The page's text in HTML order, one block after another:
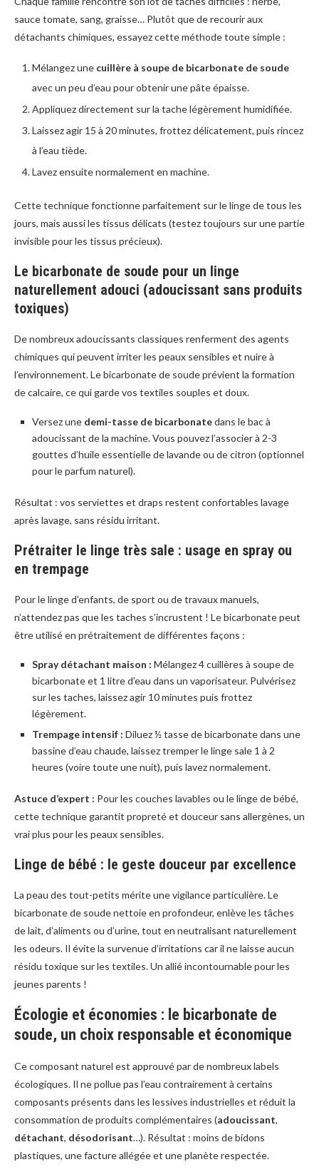
sauce tomate, sang, graisse… Plutôt que de recourir aux
détachants chimiques, essayez cette méthode toute simple :
Mélangez une cuillère à soupe de bicarbonate de soude
avec un peu d’eau pour obtenir une pâte épaisse.
Appliquez directement sur la tache légèrement humidifiée.
Laissez agir 15 à 20 minutes, frottez délicatement, puis rincez
à l’eau tiède.
Lavez ensuite normalement en machine.
Cette technique fonctionne parfaitement sur le linge de tous les
jours, mais aussi les tissus délicats (testez toujours sur une partie
invisible pour les tissus précieux).
Le bicarbonate de soude pour un linge
naturellement adouci (adoucissant sans produits
toxiques)
De nombreux adoucissants classiques renferment des agents
chimiques qui peuvent irriter les peaux sensibles et nuire à
l’environnement. Le bicarbonate de soude prévient la formation
de calcaire, ce qui garde vos textiles souples et doux.
Versez une demi-tasse de bicarbonatedans le bac à
adoucissant de la machine. Vous pouvez l’associer à 2-3
gouttes d’huile essentielle de lavande ou de citron (optionnel
pour le parfum naturel).
Résultat : vos serviettes et draps restent confortables lavage
après lavage, sans résidu irritant.
Prétraiter le linge très sale : usage en spray ou
en trempage
Pour le linge d’enfants, de sport ou de travaux manuels,
n’attendez pas que les taches s’incrustent ! Le bicarbonate peut
être utilisé en prétraitement de différentes façons :
Spray détachant maison : Mélangez 4 cuillères à soupe de
bicarbonate et 1 litre d’eau dans un vaporisateur. Pulvérisez
sur les taches, laissez agir 10 minutes puis frottez
légèrement.
Trempage intensif : Diluez ½ tasse de bicarbonate dans une
bassine d’eau chaude, laissez tremper le linge sale 1 à 2
heures (voire toute une nuit), puis lavez normalement.
Astuce d’expert : Pour les couches lavables ou le linge de bébé,
cette technique garantit propreté et douceur sans allergènes, un
vrai plus pour les peaux sensibles.
Linge de bébé : le geste douceur par excellence
La peau des tout-petits mérite une vigilance particulière. Le
bicarbonate de soude nettoie en profondeur, enlève les tâches
de lait, d’aliments ou d’urine, tout en neutralisant naturellement
les odeurs. Il évite la survenue d’irritations car il ne laisse aucun
résidu toxique sur les textiles. Un allié incontournable pour les
jeunes parents !
Écologie et économies : le bicarbonate de
soude, un choix responsable et économique
Ce composant naturel est approuvé par de nombreux labels
écologiques. Il ne pollue pas l’eau contrairement à certains
composants présents dans les lessives industrielles et réduit la
consommation de produits complémentaires (adoucissant,
détachant, désodorisant…). Résultat : moins de bidons
plastiques, une facture allégée et une planète respectée.